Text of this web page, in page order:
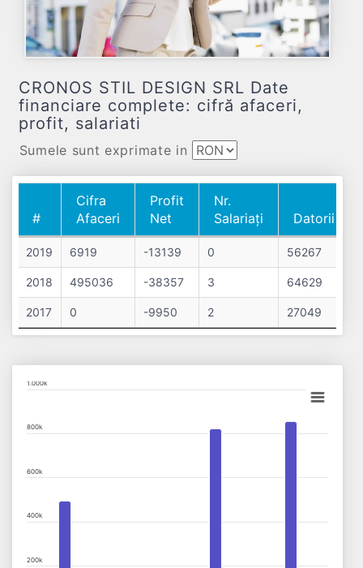
CRONOS STIL DESIGN SRL Date
financiare complete: cifră afaceri,
profit, salariati
Sumele sunt exprimate in
#
Cifra
Afaceri
Profit
Net
Nr.
Salariați
Datorii
#
Cifra
Afaceri
Profit
Net
Salariați
Datorii
2019 6919 -13139 0 56267
2018 495036 -38357 3 64629
2017 0 -9950 2 27049
Chart
View as data table, Chart
The chart has 1 Y axis displaying values. Data ranges from 0 to
200k
400k
600k
800k
1.000k